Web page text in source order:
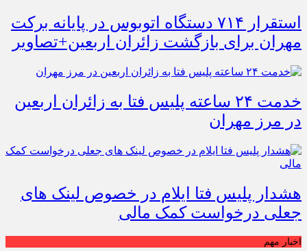
استقرار ۷۱۴ دستگاه اتوبوس در پایانه برکت
مهران برای بازگشت زائران اربعین+تصاویر
خدمت ۲۴ ساعته پلیس فتا به زائران اربعین
در مرز مهران
هشدار پلیس فتا ایلام در خصوص لینک های
جعلی درخواست کمک مالی
اخبار مهم